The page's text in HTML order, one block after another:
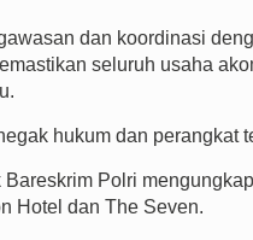
dan koordinasi
seluruh usaha
hukum dan perangkat
Bareskrim Polri
Hotel dan The Seven.